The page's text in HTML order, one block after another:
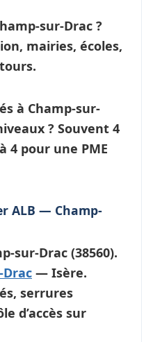
sur-Drac ?
mairies, écoles,
à Champ-sur-
? Souvent 4
4 pour une PME
ALB — Champ-
sur-Drac (38560).
— Isère.
serrures
d’accès sur